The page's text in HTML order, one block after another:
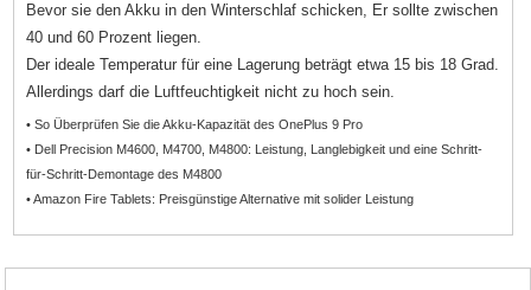
Bevor sie den Akku in den Winterschlaf schicken, Er sollte zwischen
40 und 60 Prozent liegen.
Der ideale Temperatur für eine Lagerung beträgt etwa 15 bis 18 Grad.
Allerdings darf die Luftfeuchtigkeit nicht zu hoch sein.
• So Überprüfen Sie die Akku-Kapazität des OnePlus 9 Pro
• Dell Precision M4600, M4700, M4800: Leistung, Langlebigkeit und eine Schritt-
für-Schritt-Demontage des M4800
• Amazon Fire Tablets: Preisgünstige Alternative mit solider Leistung